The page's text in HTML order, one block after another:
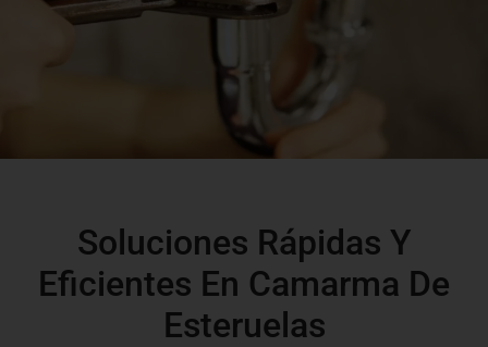
Soluciones Rápidas Y
Eficientes En Camarma De
Esteruelas